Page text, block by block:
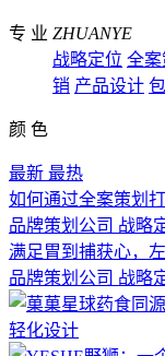
专 业 ZHUANYE
战略定位 全案
销 产品设计
颜 色
最新 最热
如何通过全案策划
品牌策划公司 战略
满足胃到捕获心，
品牌策划公司 战略
轻化设计